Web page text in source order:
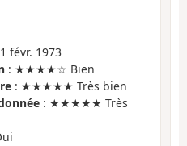
févr. 1973
: ★★★★☆ Bien
: ★★★★★ Très bien
: ★★★★★ Très